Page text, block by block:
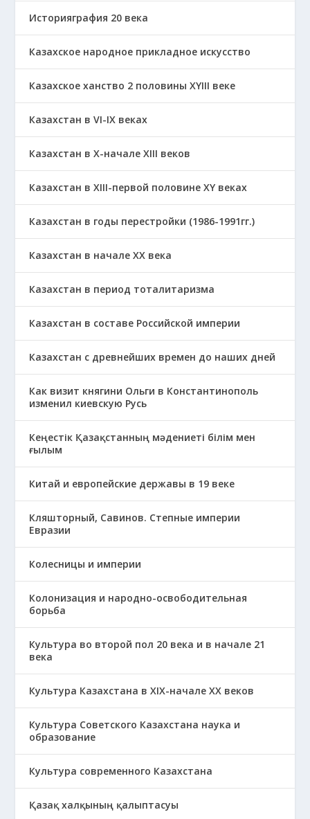
Историяграфия 20 века
Казахское народное прикладное искусство
Казахское ханство 2 половины ХҮІІІ веке
Казахстан в VI-IX веках
Казахстан в X-начале XIII веков
Казахстан в XIII-первой половине ХҮ веках
Казахстан в годы перестройки (1986-1991гг.)
Казахстан в начале ХХ века
Казахстан в период тоталитаризма
Казахстан в составе Российской империи
Казахстан с древнейших времен до наших дней
Как визит княгини Ольги в Константинополь
изменил киевскую Русь
Кеңестік Қазақстанның мәдениеті білім мен
ғылым
Китай и европейские державы в 19 веке
Кляшторный, Савинов. Степные империи
Евразии
Колесницы и империи
Колонизация и народно-освободительная
борьба
Культура во второй пол 20 века и в начале 21
века
Культура Казахстана в ХІХ-начале ХХ веков
Культура Советского Казахстана наука и
образование
Культура современного Казахстана
Қазақ халқының қалыптасуы